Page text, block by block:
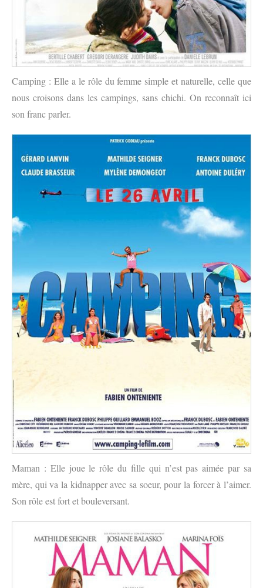
Camping : Elle a le rôle du femme simple et naturelle, celle que
nous croisons dans les campings, sans chichi. On reconnaît ici
son franc parler.
Maman : Elle joue le rôle du fille qui n’est pas aimée par sa
mère, qui va la kidnapper avec sa soeur, pour la forcer à l’aimer.
Son rôle est fort et bouleversant.